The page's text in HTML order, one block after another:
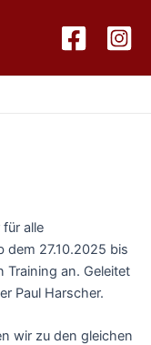
alle
dem 27.10.2025 bis
Training an. Geleitet
Paul Harscher.
wir zu den gleichen